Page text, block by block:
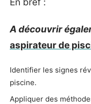
A découvrir
aspirateur de
Identifier les signes
piscine.
Appliquer des